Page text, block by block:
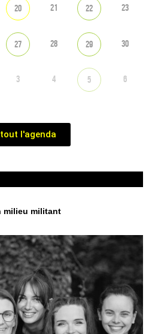
20 21 22 23
27 28 29 30
3 4 5 6
l'agenda
milieu militant